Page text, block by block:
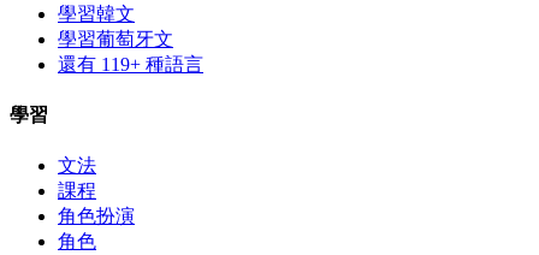
學習韓文
學習葡萄牙文
還有 119+ 種語言
學習
文法
課程
角色扮演
角色